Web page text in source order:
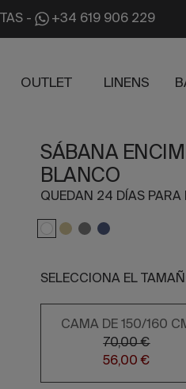
- +34 619 906 229
OUTLET LINENS
SÁBANA
BLANCO
QUEDAN 24 DÍAS PARA
SELECCIONA EL
CAMA DE 150/160
70,00 €
56,00 €